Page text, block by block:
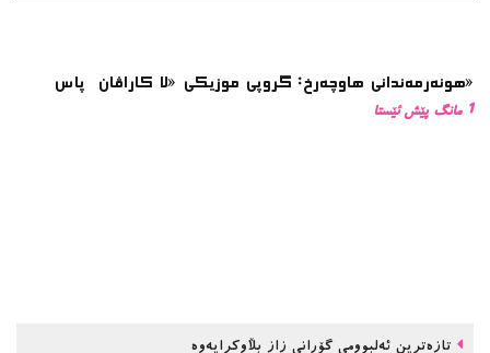
هونەرمەندانی هاوچەرخ: گروپی موزیكی «لا كاراڤان پاس»
1 مانگ پێش ئێستا
تازەترین ئەلبوومی گۆرانی زاز بڵاوكرایەوە